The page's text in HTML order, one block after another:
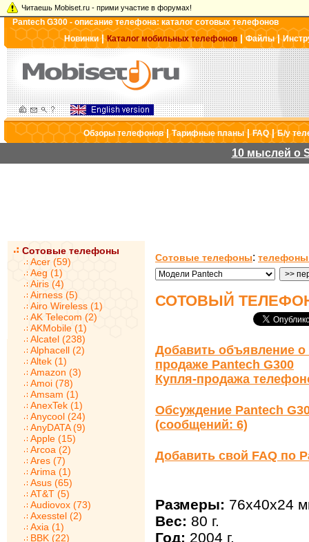
Читаешь Mobiset.ru - прими участие в форумах!
Pantech G300 - описание телефона: каталог сотовых телефонов
Новинки|Каталог мобильных телефонов |Файлы|
Обзоры телефонов|Тарифные планы|FAQ|Б/у
10 мыслей о
Сотовые телефоны
Acer (59)
Aeg (1)
Airis (4)
Airness (5)
Airo Wireless (1)
AK Telecom (2)
AKMobile (1)
Alcatel (238)
Alphacell (2)
Altek (1)
Amazon (3)
Amoi (78)
Amsam (1)
AnexTek (1)
Anycool (24)
AnyDATA (9)
Apple (15)
Arcoa (2)
Ares (7)
Arima (1)
Asus (65)
AT&T (5)
Audiovox (73)
Axesstel (2)
Axia (1)
BBK (22)
Сотовые телефоны:
СОТОВЫЙ ТЕЛЕФОН
Добавить объявление о
продаже Pantech G300
Купля-продажа
Обсуждение Pantech
(сообщений: 6)
Добавить свой FAQ по
Размеры: 76x40x24
Вес: 80 г.
Год: 2004 г.